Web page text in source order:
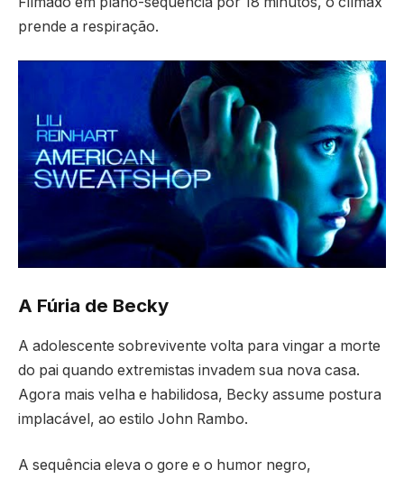
prende a respiração.
A Fúria de Becky
A adolescente sobrevivente volta para vingar a morte
do pai quando extremistas invadem sua nova casa.
Agora mais velha e habilidosa, Becky assume postura
implacável, ao estilo John Rambo.
A sequência eleva o gore e o humor negro,